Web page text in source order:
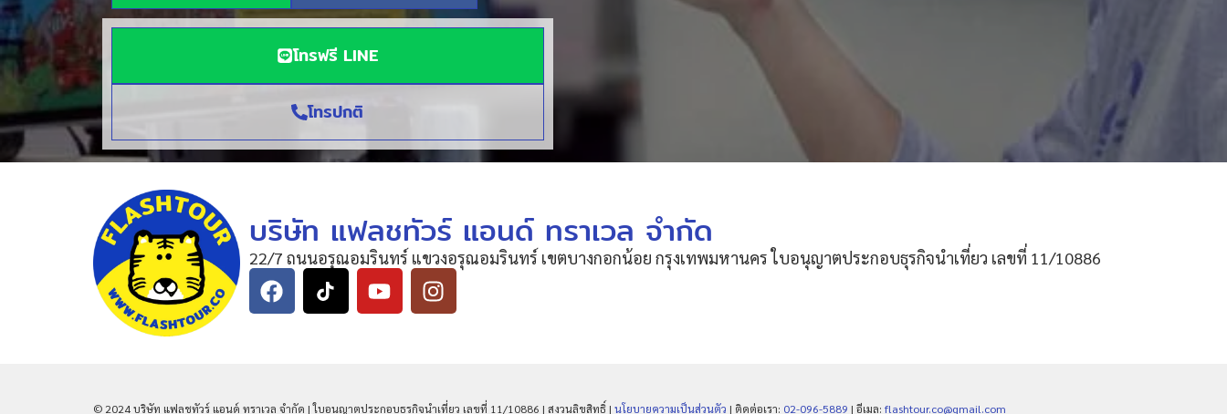
โทรฟรี LINE
โทรปกติ
บริษัท แฟลชทัวร์ แอนด์ ทราเวล จำกัด
22/7 ถนนอรุณอมรินทร์ แขวงอรุณอมรินทร์ เขตบางกอกน้อย กรุงเทพมหานคร ใบอนุญาตประกอบธุรกิจนำเที่ยว เลขที่ 11/10886
© 2024 บริษัท แฟลชทัวร์ แอนด์ ทราเวล จำกัด | ใบอนุญาตประกอบธุรกิจนำเที่ยว เลขที่ 11/10886 | สงวนลิขสิทธิ์ | นโยบายความเป็นส่วนตัว | ติดต่อเรา: 02-096-5889 | อีเมล: flashtour.co@gmail.com